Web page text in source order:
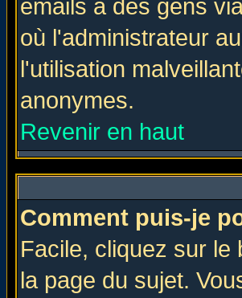
emails à des gens
où l'administrateur
l'utilisation
anonymes.
Revenir en haut
Comment puis-je
Facile, cliquez sur le
la page du sujet.